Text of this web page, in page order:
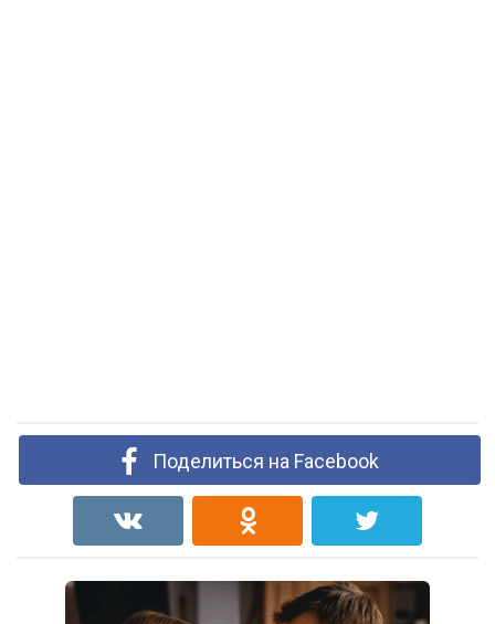
Поделиться на Facebook